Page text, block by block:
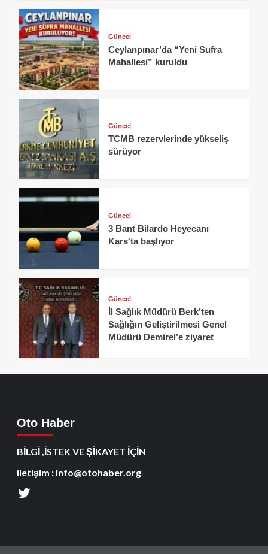
Güncel
Ceylanpınar’da “Yeni Sufra
Mahallesi” kuruldu
Güncel
TCMB rezervlerinde yükseliş
sürüyor
Güncel
3 Bant Bilardo Heyecanı
Kars'ta başlıyor
Güncel
İl Sağlık Müdürü Berk’ten
Sağlığın Geliştirilmesi Genel
Müdürü Demirel’e ziyaret
Oto Haber
BİLGİ ,İSTEK VE ŞİKAYET İÇİN
iletişim : info@otohaber.org